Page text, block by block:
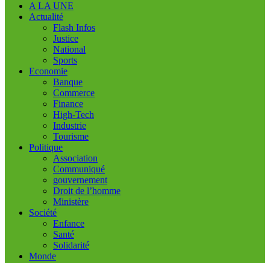
A LA UNE
Actualité
Flash Infos
Justice
National
Sports
Economie
Banque
Commerce
Finance
High-Tech
Industrie
Tourisme
Politique
Association
Communiqué
gouvernement
Droit de l’homme
Ministère
Société
Enfance
Santé
Solidarité
Monde